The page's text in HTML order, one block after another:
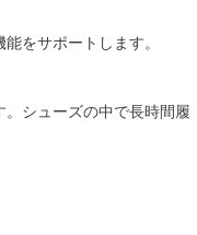
をサポートします。
シューズの中で長時間履